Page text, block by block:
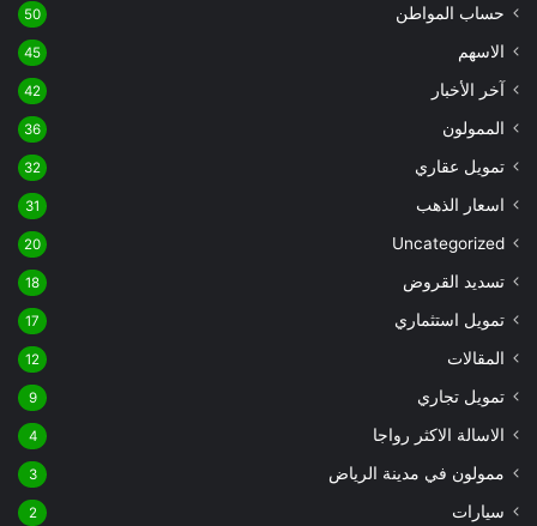
حساب المواطن 50
الاسهم 45
آخر الأخبار 42
الممولون 36
تمويل عقاري 32
اسعار الذهب 31
Uncategorized
20
تسديد القروض 18
تمويل استثماري 17
المقالات 12
تمويل تجاري 9
الاسالة الاكثر رواجا 4
ممولون في مدينة الرياض 3
سيارات 2